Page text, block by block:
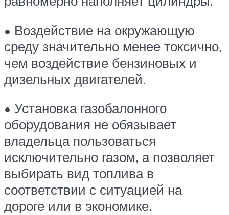
• Воздействие на окружающую
среду значительно менее токсично,
чем воздействие бензиновых и
дизельных двигателей.
• Установка газобалонного
оборудования не обязывает
владельца пользоваться
исключительно газом, а позволяет
выбирать вид топлива в
соответствии с ситуацией на
дороге или в экономике.